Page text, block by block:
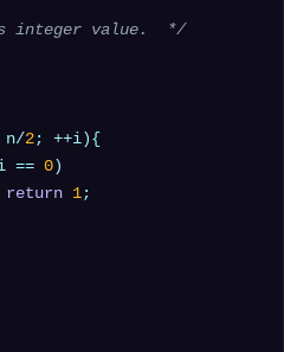
integer value.  */
n/2; ++i){
== 0 )
return 1;